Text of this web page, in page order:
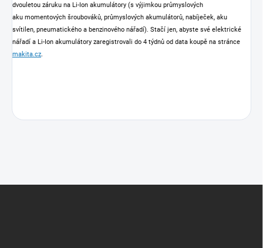
dvouletou záruku na Li-Ion akumulátory (s výjimkou průmyslových
aku momentových šroubováků, průmyslových akumulátorů, nabíječek, aku
svítilen, pneumatického a benzinového nářadí). Stačí jen, abyste své elektrické
nářadí a Li-Ion akumulátory zaregistrovali do 4 týdnů od data koupě na stránce
makita.cz.